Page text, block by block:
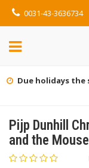
0031-43-3636734
Due holidays the
Pijp Dunhill
and the